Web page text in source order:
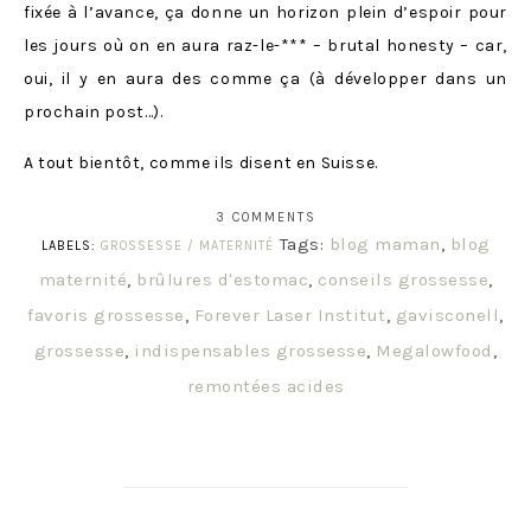
fixée à l’avance, ça donne un horizon plein d’espoir pour
les jours où on en aura raz-le-*** – brutal honesty – car,
oui, il y en aura des comme ça (à développer dans un
prochain post…).
A tout bientôt, comme ils disent en Suisse.
3 COMMENTS
LABELS: GROSSESSE / MATERNITÉ Tags: blog maman, blog
maternité, brûlures d'estomac, conseils grossesse,
favoris grossesse, Forever Laser Institut, gavisconell,
grossesse, indispensables grossesse, Megalowfood ,
remontées acides